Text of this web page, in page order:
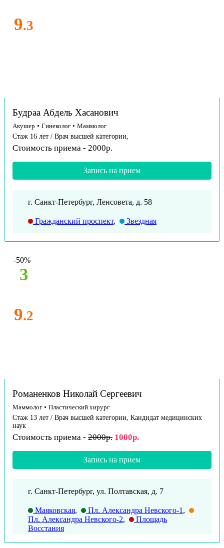
9.3
Будраа Абдель Хасанович
Акушер • Гинеколог • Маммолог
Стаж 16 лет / Врач высшей категории,
Стоимость приема - 2000р.
Запись на прием
г. Санкт-Петербург, Ленсовета, д. 58
Гражданский проспект, Звездная
-50%
3
9.2
Романенков Николай Сергеевич
Маммолог • Пластический хирург
Стаж 13 лет / Врач высшей категории, Кандидат медицинских
наук
Стоимость приема - 2000р. 1000р.
Запись на прием
г. Санкт-Петербург, ул. Полтавская, д. 7
Маяковская, Пл. Александра Невского-1 ,
Пл. Александра Невского-2,
Площадь
Восстания